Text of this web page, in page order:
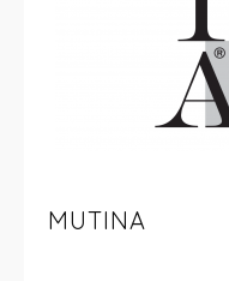
MUTINA